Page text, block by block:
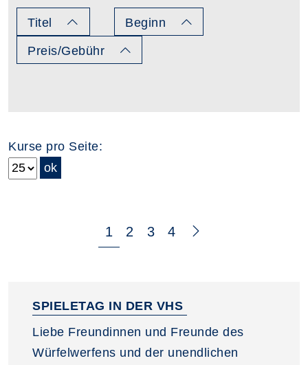
Titel Beginn
Preis/Gebühr
Kurse pro Seite:
1 2 3 4
SPIELETAG IN DER VHS
Liebe Freundinnen und Freunde des
Würfelwerfens und der unendlichen